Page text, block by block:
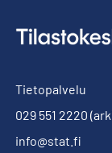
Tietopalvelu
029 551 2220
info@stat.fi